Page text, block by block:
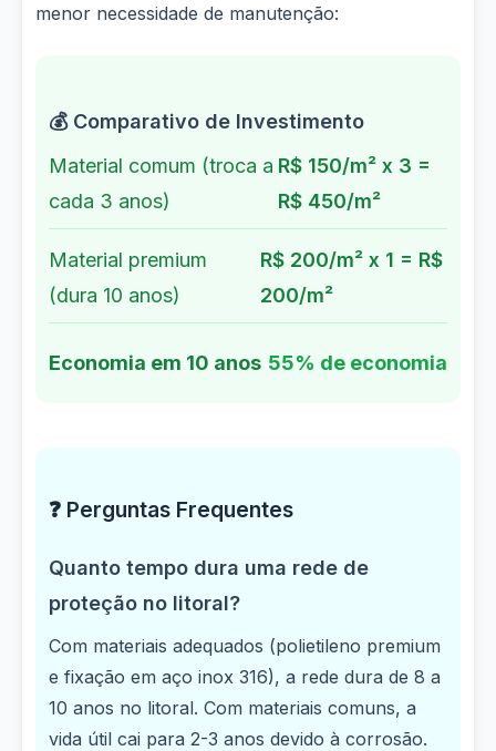
menor necessidade de manutenção:
💰 Comparativo de Investimento
Material comum (troca a
cada 3 anos)
R$ 150/m² x 3 =
R$ 450/m²
Material premium
(dura 10 anos)
R$ 200/m² x 1 = R$
200/m²
Economia em 10 anos 55% de economia
❓ Perguntas Frequentes
Quanto tempo dura uma rede de
proteção no litoral?
Com materiais adequados (polietileno premium
e fixação em aço inox 316), a rede dura de 8 a
10 anos no litoral. Com materiais comuns, a
vida útil cai para 2-3 anos devido à corrosão.